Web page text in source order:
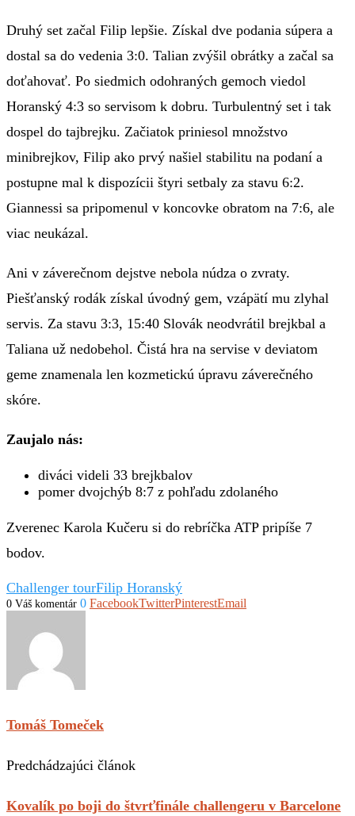
Druhý set začal Filip lepšie. Získal dve podania súpera a
dostal sa do vedenia 3:0. Talian zvýšil obrátky a začal sa
doťahovať. Po siedmich odohraných gemoch viedol
Horanský 4:3 so servisom k dobru. Turbulentný set i tak
dospel do tajbrejku. Začiatok priniesol množstvo
minibrejkov, Filip ako prvý našiel stabilitu na podaní a
postupne mal k dispozícii štyri setbaly za stavu 6:2.
Giannessi sa pripomenul v koncovke obratom na 7:6, ale
viac neukázal.
Ani v záverečnom dejstve nebola núdza o zvraty.
Piešťanský rodák získal úvodný gem, vzápätí mu zlyhal
servis. Za stavu 3:3, 15:40 Slovák neodvrátil brejkbal a
Taliana už nedobehol. Čistá hra na servise v deviatom
geme znamenala len kozmetickú úpravu záverečného
skóre.
Zaujalo nás:
diváci videli 33 brejkbalov
pomer dvojchýb 8:7 z pohľadu zdolaného
Zverenec Karola Kučeru si do rebríčka ATP pripíše 7
bodov.
Challenger tourFilip Horanský
0 Váš komentár 0 FacebookTwitterPinterestEmail
Tomáš Tomeček
Predchádzajúci článok
Kovalík po boji do štvrťfinále challengeru v Barcelone